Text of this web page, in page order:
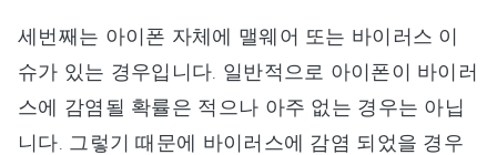
세번째는 아이폰 자체에 맬웨어 또는 바이러스 이
슈가 있는 경우입니다. 일반적으로 아이폰이 바이러
스에 감염될 확률은 적으나 아주 없는 경우는 아닙
니다. 그렇기 때문에 바이러스에 감염 되었을 경우